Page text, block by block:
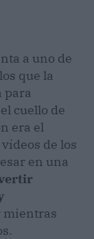
a uno de
que la
para
cuello de
era el
de los
en una
mientras